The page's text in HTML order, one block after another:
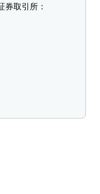
券取引所：